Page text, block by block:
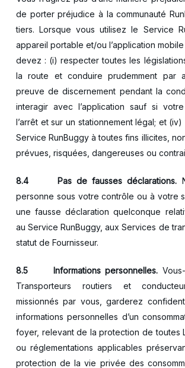
de porter préjudice à la communauté
tiers. Lorsque vous utilisez le Service
appareil portable et/ou l’application
devez : (i) respecter toutes les
la route et conduire prudemment par
preuve de discernement pendant la
interagir avec l’application sauf si
l’arrêt et sur un stationnement légal; et
Service RunBuggy à toutes fins illicites,
prévues, risquées, dangereuses ou
8.4 Pas de fausses déclarations.
personne sous votre contrôle ou à votre
une fausse déclaration quelconque
au Service RunBuggy, aux Services de
statut de Fournisseur.
8.5 Informations personnelles.
Transporteurs routiers et
missionnés par vous, garderez
informations personnelles d’un
foyer, relevant de la protection de toutes
ou réglementations applicables
protection de la vie privée des